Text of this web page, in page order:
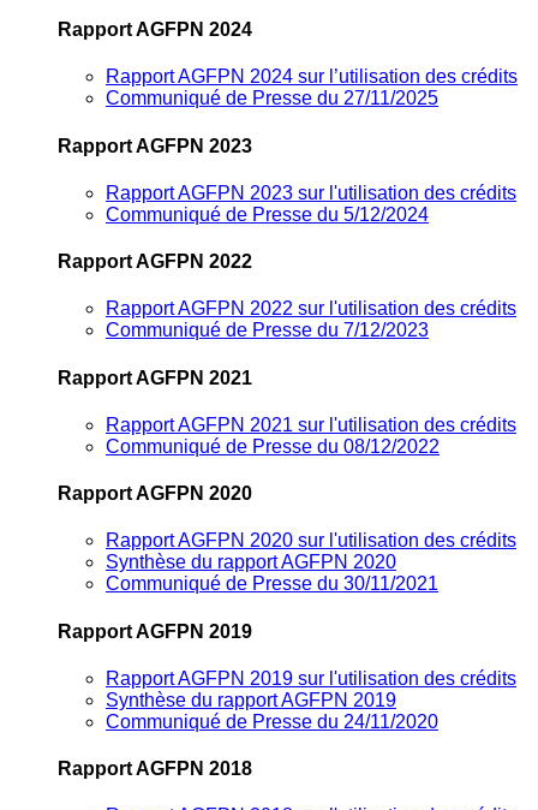
Rapport AGFPN 2024
Rapport AGFPN 2024 sur l’utilisation des crédits
Communiqué de Presse du 27/11/2025
Rapport AGFPN 2023
Rapport AGFPN 2023 sur l'utilisation des crédits
Communiqué de Presse du 5/12/2024
Rapport AGFPN 2022
Rapport AGFPN 2022 sur l'utilisation des crédits
Communiqué de Presse du 7/12/2023
Rapport AGFPN 2021
Rapport AGFPN 2021 sur l'utilisation des crédits
Communiqué de Presse du 08/12/2022
Rapport AGFPN 2020
Rapport AGFPN 2020 sur l'utilisation des crédits
Synthèse du rapport AGFPN 2020
Communiqué de Presse du 30/11/2021
Rapport AGFPN 2019
Rapport AGFPN 2019 sur l'utilisation des crédits
Synthèse du rapport AGFPN 2019
Communiqué de Presse du 24/11/2020
Rapport AGFPN 2018